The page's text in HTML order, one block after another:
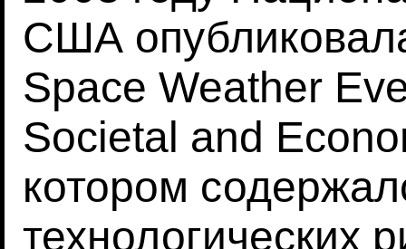
США
Space Weather
Societal and
котором
технологических